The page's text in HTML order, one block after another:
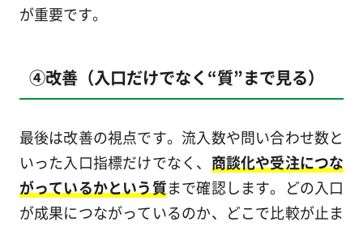
が重要です。
④改善（入口だけでなく“質”まで見る）
最後は改善の視点です。流入数や問い合わせ数と
いった入口指標だけでなく、 商談化や受注につな
がっているかという質まで確認します。どの入口
が成果につながっているのか、どこで比較が止ま